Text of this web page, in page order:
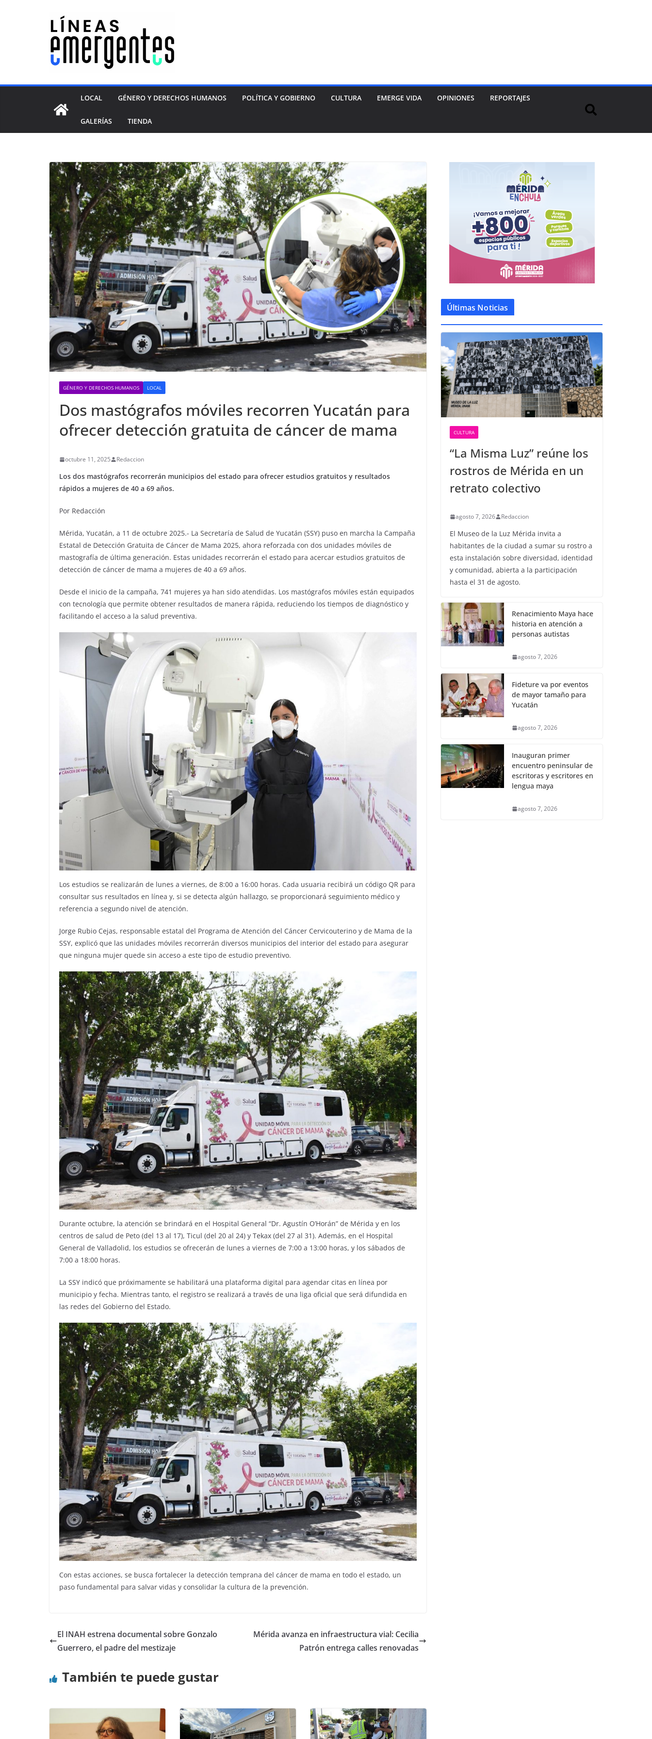
LOCAL GÉNERO Y DERECHOS HUMANOS POLÍTICA Y GOBIERNO CULTURA EMERGE VIDA OPINIONES REPORTAJES
GALERÍAS TIENDA
GÉNERO Y DERECHOS HUMANOS LOCAL
Dos mastógrafos móviles recorren Yucatán para
ofrecer detección gratuita de cáncer de mama
octubre 11, 2025 Redaccion
Los dos mastógrafos recorrerán municipios del estado para ofrecer estudios gratuitos y resultados
rápidos a mujeres de 40 a 69 años.
Por Redacción
Mérida, Yucatán, a 11 de octubre 2025.- La Secretaría de Salud de Yucatán (SSY) puso en marcha la Campaña
Estatal de Detección Gratuita de Cáncer de Mama 2025, ahora reforzada con dos unidades móviles de
mastografía de última generación. Estas unidades recorrerán el estado para acercar estudios gratuitos de
detección de cáncer de mama a mujeres de 40 a 69 años.
Desde el inicio de la campaña, 741 mujeres ya han sido atendidas. Los mastógrafos móviles están equipados
con tecnología que permite obtener resultados de manera rápida, reduciendo los tiempos de diagnóstico y
facilitando el acceso a la salud preventiva.
Los estudios se realizarán de lunes a viernes, de 8:00 a 16:00 horas. Cada usuaria recibirá un código QR para
consultar sus resultados en línea y, si se detecta algún hallazgo, se proporcionará seguimiento médico y
referencia a segundo nivel de atención.
Jorge Rubio Cejas, responsable estatal del Programa de Atención del Cáncer Cervicouterino y de Mama de la
SSY, explicó que las unidades móviles recorrerán diversos municipios del interior del estado para asegurar
que ninguna mujer quede sin acceso a este tipo de estudio preventivo.
Durante octubre, la atención se brindará en el Hospital General “Dr. Agustín O’Horán” de Mérida y en los
centros de salud de Peto (del 13 al 17), Ticul (del 20 al 24) y Tekax (del 27 al 31). Además, en el Hospital
General de Valladolid, los estudios se ofrecerán de lunes a viernes de 7:00 a 13:00 horas, y los sábados de
7:00 a 18:00 horas.
La SSY indicó que próximamente se habilitará una plataforma digital para agendar citas en línea por
municipio y fecha. Mientras tanto, el registro se realizará a través de una liga oficial que será difundida en
las redes del Gobierno del Estado.
Con estas acciones, se busca fortalecer la detección temprana del cáncer de mama en todo el estado, un
paso fundamental para salvar vidas y consolidar la cultura de la prevención.
El INAH estrena documental sobre Gonzalo
Guerrero, el padre del mestizaje
Mérida avanza en infraestructura vial: Cecilia
Patrón entrega calles renovadas
También te puede gustar
Últimas Noticias
CULTURA
“La Misma Luz” reúne los
rostros de Mérida en un
retrato colectivo
agosto 7, 2026 Redaccion
El Museo de la Luz Mérida invita a
habitantes de la ciudad a sumar su rostro a
esta instalación sobre diversidad, identidad
y comunidad, abierta a la participación
hasta el 31 de agosto.
Renacimiento Maya hace
historia en atención a
personas autistas
agosto 7, 2026
Fideture va por eventos
de mayor tamaño para
Yucatán
agosto 7, 2026
Inauguran primer
encuentro peninsular de
escritoras y escritores en
lengua maya
agosto 7, 2026